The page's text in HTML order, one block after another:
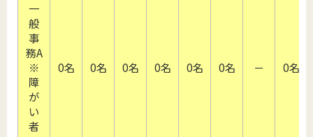
一
般
事
務A
※
障
が
い
者
0名 0名 0名 0名 0名 0名 － 0名